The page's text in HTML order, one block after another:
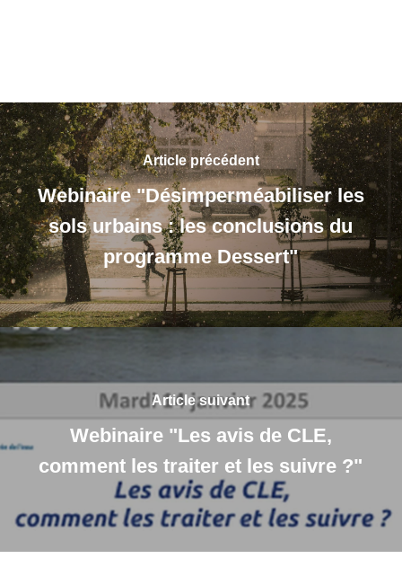
Article précédent
Webinaire "Désimperméabiliser les
sols urbains : les conclusions du
programme Dessert"
Article suivant
Webinaire "Les avis de CLE,
comment les traiter et les suivre ?"